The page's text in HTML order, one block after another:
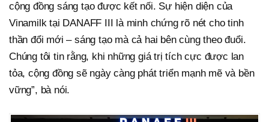
cộng đồng sáng tạo được kết nối. Sự hiện diện của
Vinamilk tại DANAFF III là minh chứng rõ nét cho tinh
thần đổi mới – sáng tạo mà cả hai bên cùng theo đuổi.
Chúng tôi tin rằng, khi những giá trị tích cực được lan
tỏa, cộng đồng sẽ ngày càng phát triển mạnh mẽ và bền
vững”, bà nói.